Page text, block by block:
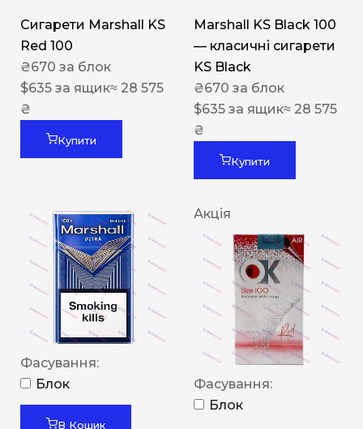
Сигарети Marshall KS
Red 100
₴670 за блок
$635 за ящик≈ 28 575
₴
Купити
Marshall KS Black 100
— класичні сигарети
KS Black
₴670 за блок
$635 за ящик≈ 28 575
₴
Купити
Фасування:
Блок
В Кошик
Акція
Фасування:
Блок